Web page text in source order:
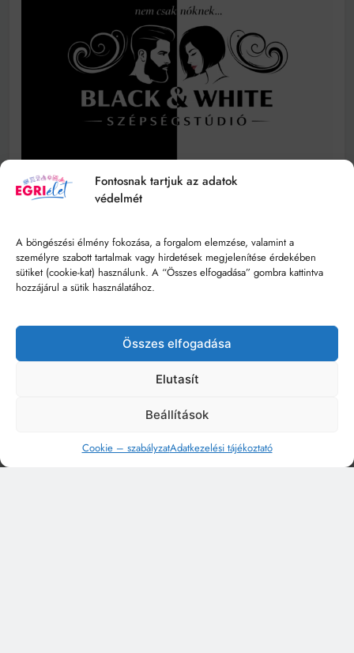
Fontosnak tartjuk az adatok
védelmét
A böngészési élmény fokozása, a forgalom elemzése, valamint a
személyre szabott tartalmak vagy hirdetések megjelenítése érdekében
sütiket (cookie-kat) használunk. A “Összes elfogadása” gombra kattintva
hozzájárul a sütik használatához.
Összes elfogadása
Elutasít
Beállítások
Cookie – szabályzatAdatkezelési tájékoztató
Bowen Terápia - Öngyógyítás